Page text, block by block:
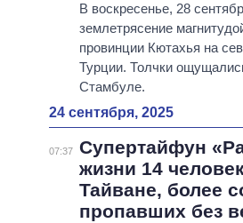
В воскресенье, 28
землетрясение
провинции Кютахья на
Турции. Толчки
Стамбуле.
24 сентября, 2025
07:37 Супертайфун
жизни 14
Тайване, более
пропавших без